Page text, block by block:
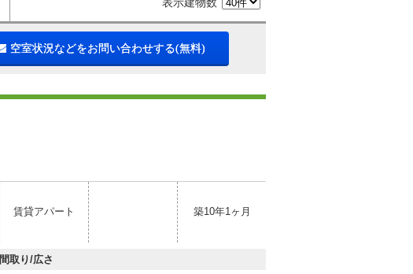
空室状況などをお問い合わせする(無料)
賃貸アパート 築10年1ヶ月
間取り/広さ